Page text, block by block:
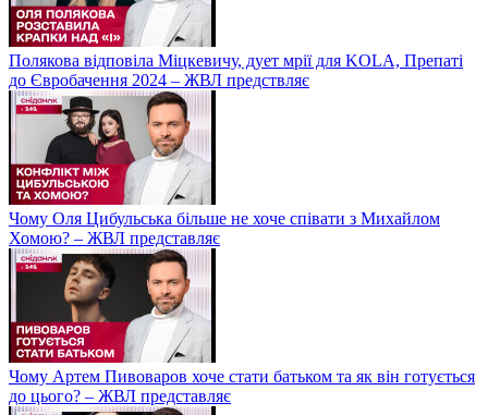
Полякова відповіла Міцкевичу, дует мрії для KOLA, Препаті
до Євробачення 2024 – ЖВЛ предствляє
Чому Оля Цибульська більше не хоче співати з Михайлом
Хомою? – ЖВЛ представляє
Чому Артем Пивоваров хоче стати батьком та як він готується
до цього? – ЖВЛ представляє